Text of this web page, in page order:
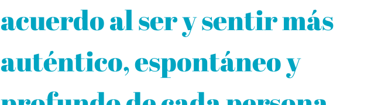
acuerdo al ser y sentir más
auténtico, espontáneo y